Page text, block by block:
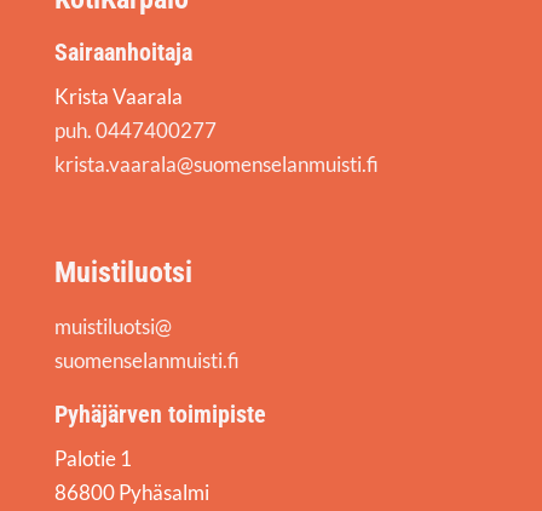
Sairaanhoitaja
Krista Vaarala
puh. 0447400277
krista.vaarala@suomenselanmuisti.fi
Muistiluotsi
muistiluotsi@
suomenselanmuisti.fi
Pyhäjärven toimipiste
Palotie 1
86800 Pyhäsalmi